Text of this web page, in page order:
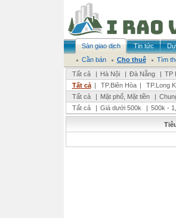
Sàn giao dịch Tin tức
Cần bán
Cho thuê
Tìm
Tất cả
| Hà Nội | Đà Nẵng | TP
Tất cả | TP.Biên Hòa | TP.Long
Tất cả
| Mặt phố, Mặt tiền |
Tất cả
| Giá dưới 500k | 500k -